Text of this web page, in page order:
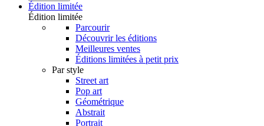
Édition limitée
Édition limitée
Parcourir
Découvrir les éditions
Meilleures ventes
Éditions limitées à petit prix
Par style
Street art
Pop art
Géométrique
Abstrait
Portrait